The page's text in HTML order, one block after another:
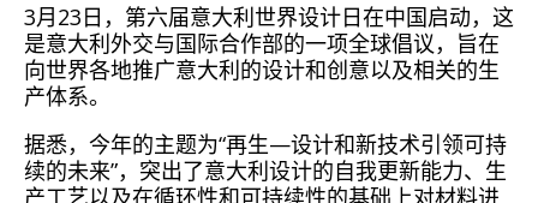
3月23日，第六届意大利世界设计日在中国启动，这
是意大利外交与国际合作部的一项全球倡议，旨在
向世界各地推广意大利的设计和创意以及相关的生
产体系。
据悉，今年的主题为“再生—设计和新技术引领可持
续的未来”，突出了意大利设计的自我更新能力、生
产工艺以及在循环性和可持续性的基础上对材料进